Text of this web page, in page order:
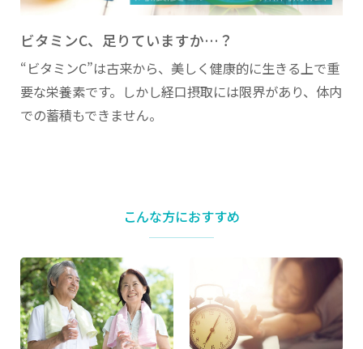
ビタミンC、足りていますか…？
“ビタミンC”は古来から、美しく健康的に生きる上で重
要な栄養素です。 しかし経口摂取には限界があり、体内
での蓄積もできません。
こんな方におすすめ